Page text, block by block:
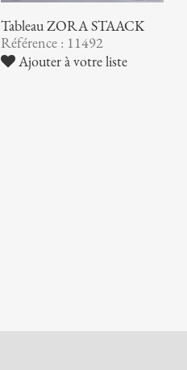
Tableau ZORA STAACK
Référence : 11492
Ajouter à votre liste